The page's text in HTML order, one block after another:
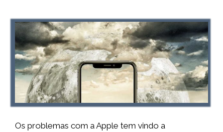
Os problemas com a Apple tem vindo a